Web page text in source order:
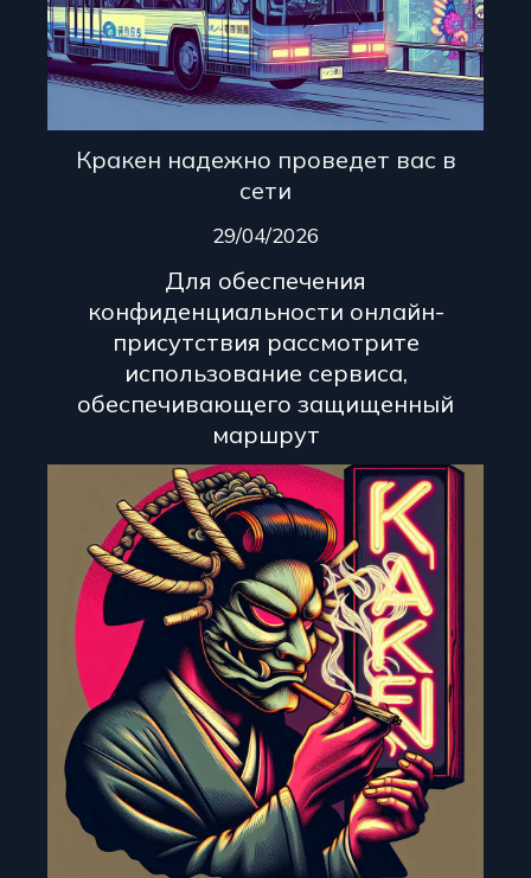
Кракен надежно проведет вас в
сети
29/04/2026
Для обеспечения
конфиденциальности онлайн-
присутствия рассмотрите
использование сервиса,
обеспечивающего защищенный
маршрут